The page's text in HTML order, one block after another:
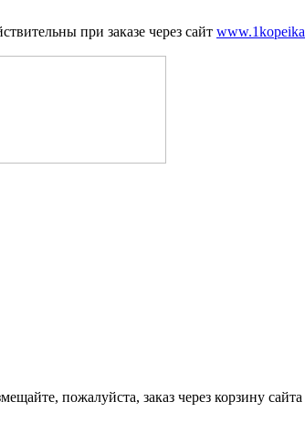
при заказе через сайт
пожалуйста, заказ через корзину сайта